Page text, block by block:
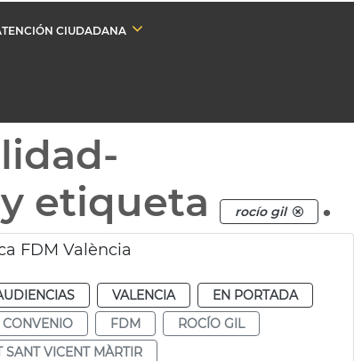
CIUDADANA
y etiqueta rocío gil .
FDM València
VALENCIA
EN PORTADA
CONVENIO FDM
ROCÍO GIL
SANT VICENT MÀRTIR